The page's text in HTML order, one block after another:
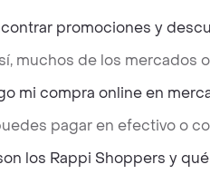
promociones y
muchos de los mercados
mi compra online en
pagar en efectivo o
los Rappi Shoppers y